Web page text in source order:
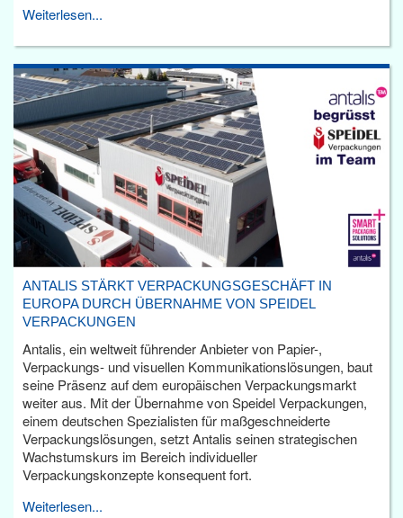
Weiterlesen...
ANTALIS STÄRKT VERPACKUNGSGESCHÄFT IN
EUROPA DURCH ÜBERNAHME VON SPEIDEL
VERPACKUNGEN
Antalis, ein weltweit führender Anbieter von Papier-,
Verpackungs- und visuellen Kommunikationslösungen, baut
seine Präsenz auf dem europäischen Verpackungsmarkt
weiter aus. Mit der Übernahme von Speidel Verpackungen,
einem deutschen Spezialisten für maßgeschneiderte
Verpackungslösungen, setzt Antalis seinen strategischen
Wachstumskurs im Bereich individueller
Verpackungskonzepte konsequent fort.
Weiterlesen...